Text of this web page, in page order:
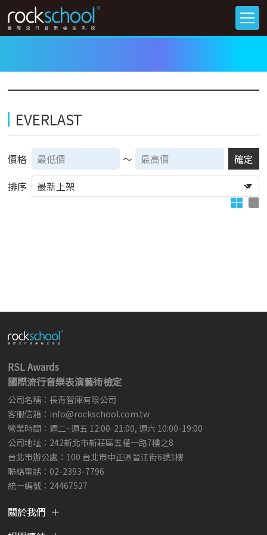
EVERLAST
價格 ～
確定
排序
RSL Awards
國際流行音樂表演藝術檢定
公司名稱：長青智庫有限公司
客服信箱： info@rockschool.com.tw ​
營業時間：週二~週五 12:00-21:00, 週六 10:00-19:00
公司地址：242新北市新莊區五權一路7樓之8
台北市辦公處：100 台北市中正區晉江街6號1樓
聯絡電話：02-2393-7796
統一編號：24467527
關於我們